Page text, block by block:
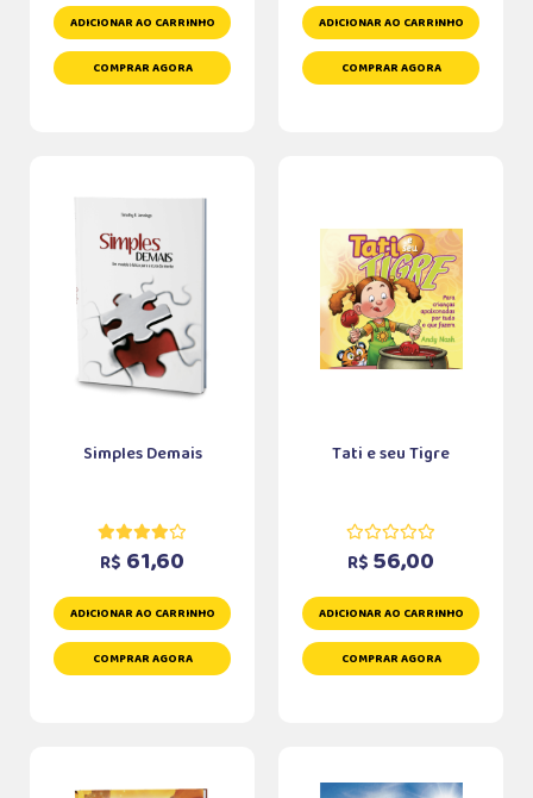
ADICIONAR AO CARRINHO
COMPRAR AGORA
ADICIONAR AO CARRINHO
COMPRAR AGORA
Simples Demais
R$ 61,60
ADICIONAR AO CARRINHO
COMPRAR AGORA
Tati e seu Tigre
R$ 56,00
ADICIONAR AO CARRINHO
COMPRAR AGORA